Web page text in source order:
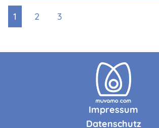
1 2 3
Impressum
Datenschutz